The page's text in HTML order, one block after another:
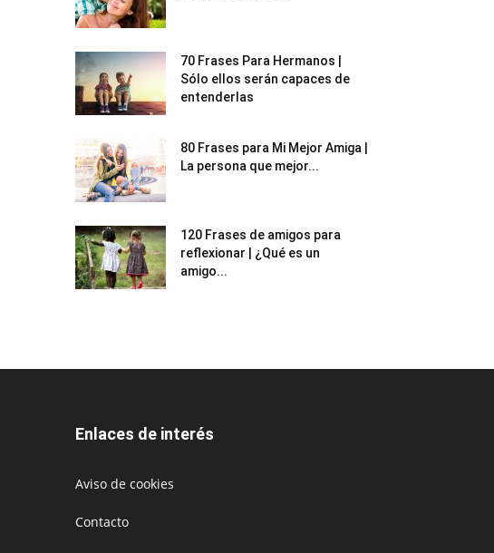
70 Frases Para Hermanos |
Sólo ellos serán capaces de
entenderlas
80 Frases para Mi Mejor Amiga |
La persona que mejor...
120 Frases de amigos para
reflexionar | ¿Qué es un
amigo...
Enlaces de interés
Aviso de cookies
Contacto